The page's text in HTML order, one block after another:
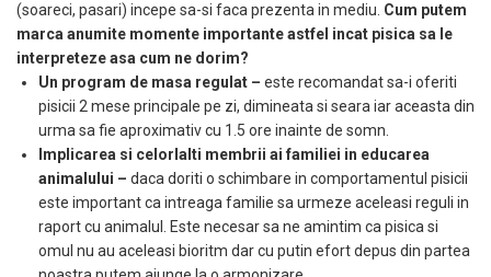
(soareci, pasari) incepe sa-si faca prezenta in mediu. Cum putem
marca anumite momente importante astfel incat pisica sa le
interpreteze asa cum ne dorim?
Un program de masa regulat – este recomandat sa-i oferiti
pisicii 2 mese principale pe zi, dimineata si seara iar aceasta din
urma sa fie aproximativ cu 1.5 ore inainte de somn.
Implicarea si celorlalti membrii ai familiei in educarea
animalului – daca doriti o schimbare in comportamentul pisicii
este important ca intreaga familie sa urmeze aceleasi reguli in
raport cu animalul. Este necesar sa ne amintim ca pisica si
omul nu au aceleasi bioritm dar cu putin efort depus din partea